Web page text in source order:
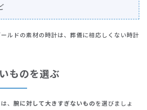
ルドの素材の時計は、葬儀に相応しくない時計
ものを選ぶ
、 腕に対して大きすぎないものを選びましょ